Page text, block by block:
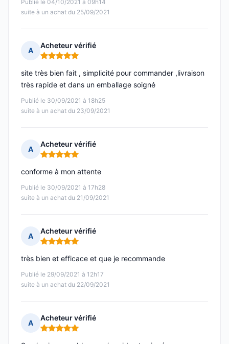
Publié le 04/10/2021 à 09h14
suite à un achat du 25/09/2021
A
Acheteur vérifié
Note : 5 sur 5
Publié le 30/09/2021 à 18h25
suite à un achat du 23/09/2021
site très bien fait , simplicité pour commander ,livraison
très rapide et dans un emballage soigné
A
Acheteur vérifié
Note : 5 sur 5
Publié le 30/09/2021 à 17h28
suite à un achat du 21/09/2021
conforme à mon attente
A
Acheteur vérifié
Note : 5 sur 5
Publié le 29/09/2021 à 12h17
suite à un achat du 22/09/2021
très bien et efficace et que je recommande
A
Acheteur vérifié
Note : 5 sur 5